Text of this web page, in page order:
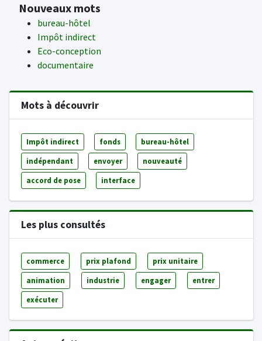
Nouveaux mots
bureau-hôtel
Impôt indirect
Eco-conception
documentaire
Mots à découvrir
Impôt indirect fonds bureau-hôtel
indépendant envoyer nouveauté
accord de pose interface
Les plus consultés
commerce prix plafond prix unitaire
animation industrie engager entrer
exécuter